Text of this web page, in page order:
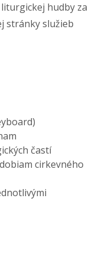
hudby za
stránky služieb
častí
cirkevného